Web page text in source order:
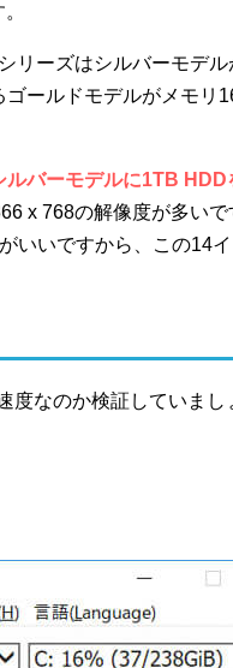
リーズはシルバーモデ
ールドモデルがメモリ
バーモデルに1TB HDD
x 768の解像度が多い
いいですから、この14
度なのか検証していまし